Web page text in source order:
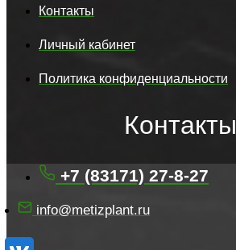
Контакты
Личный кабинет
Политика конфиденциальности
Контакты
+7 (83171) 27-8-27
info@metizplant.ru